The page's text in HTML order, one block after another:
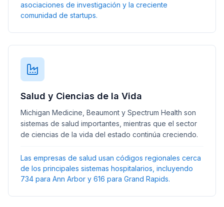
asociaciones de investigación y la creciente
comunidad de startups.
Salud y Ciencias de la Vida
Michigan Medicine, Beaumont y Spectrum Health son
sistemas de salud importantes, mientras que el sector
de ciencias de la vida del estado continúa creciendo.
Las empresas de salud usan códigos regionales cerca
de los principales sistemas hospitalarios, incluyendo
734 para Ann Arbor y 616 para Grand Rapids.